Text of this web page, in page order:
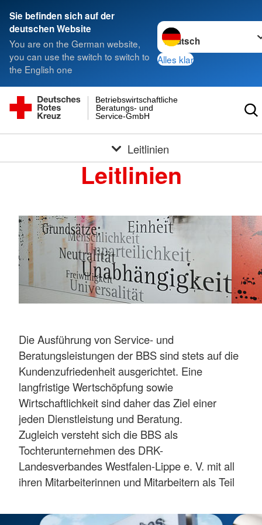
Sie befinden sich auf der
deutschen Website
You are on the German website,
you can use the switch to switch to
the English one
Sprache wechseln zu
Alles klar
Service-GmbH
Beratungs- und
Betriebswirtschaftliche
Leitlinien
Leitlinien
Die Ausführung von Service- und
Beratungsleistungen der BBS sind stets auf die
Kundenzufriedenheit ausgerichtet. Eine
langfristige Wertschöpfung sowie
Wirtschaftlichkeit sind daher das Ziel einer
jeden Dienstleistung und Beratung.
Zugleich versteht sich die BBS als
Tochterunternehmen des DRK-
Landesverbandes Westfalen-Lippe e. V. mit all
ihren Mitarbeiterinnen und Mitarbeitern als Teil
Rothalbmondbewegung.